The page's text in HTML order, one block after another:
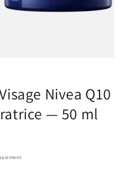
Nivea Q10
— 50 ml